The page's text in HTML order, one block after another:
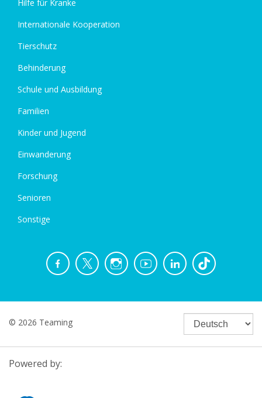
Hilfe für Kranke
Internationale Kooperation
Tierschutz
Behinderung
Schule und Ausbildung
Familien
Kinder und Jugend
Einwanderung
Forschung
Senioren
Sonstige
© 2026 Teaming
Powered by: